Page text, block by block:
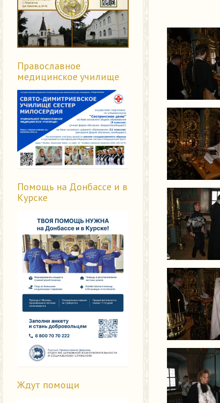
Православное
медицинское училище
Помощь на Донбассе и в
Курске
Ждут помощи